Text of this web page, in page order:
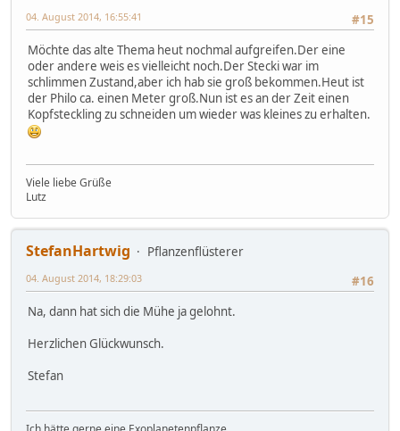
#15
04. August 2014, 16:55:41
Möchte das alte Thema heut nochmal aufgreifen.Der eine
oder andere weis es vielleicht noch.Der Stecki war im
schlimmen Zustand,aber ich hab sie groß bekommen.Heut ist
der Philo ca. einen Meter groß.Nun ist es an der Zeit einen
Kopfsteckling zu schneiden um wieder was kleines zu erhalten.
Viele liebe Grüße
Lutz
StefanHartwig
Pflanzenflüsterer
#16
04. August 2014, 18:29:03
Na, dann hat sich die Mühe ja gelohnt.
Herzlichen Glückwunsch.
Stefan